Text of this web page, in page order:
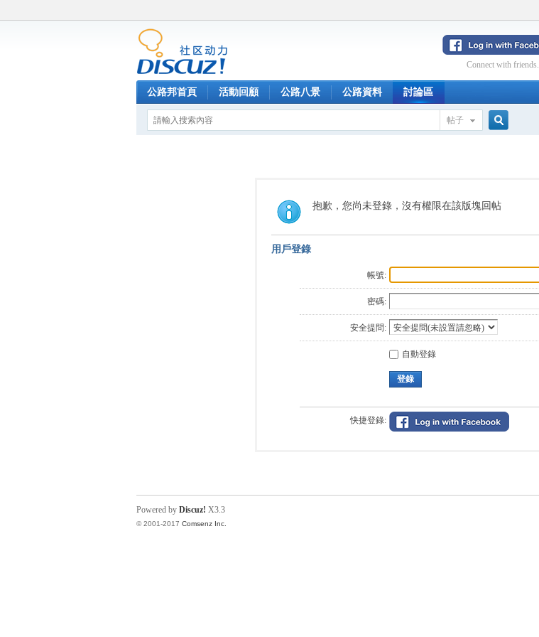
Connect with friends.
公路邦首頁 活動回顧 公路八景 公路資料 討論區
帖子
索
抱歉，您尚未登錄，沒有權限在該版塊回帖
用戶登錄
帳號:
密碼:
安全提問:
自動登錄
登錄
快捷登錄:
Powered by Discuz! X3.3
© 2001-2017 Comsenz Inc.